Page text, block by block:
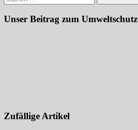
Unser Beitrag zum Umweltschutz
Zufällige Artikel